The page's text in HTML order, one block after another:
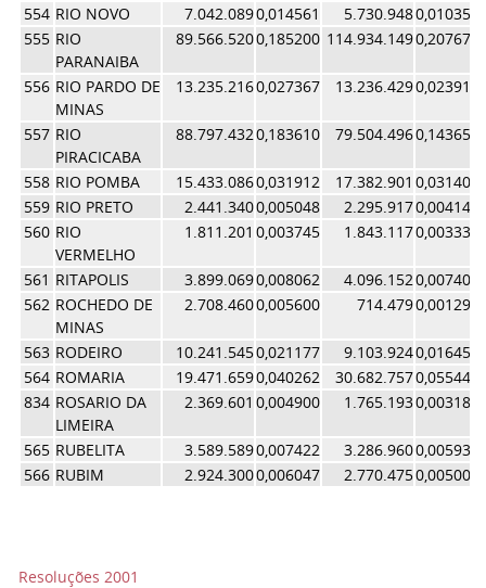
554 RIO NOVO 7.042.0890,014561 5.730.9480,010355
555 RIO
PARANAIBA
89.566.5200,185200 114.934.1490,207672
556 RIO PARDO DE
MINAS
13.235.2160,027367 13.236.4290,023917
557 RIO
PIRACICABA
88.797.4320,183610 79.504.4960,143655
558 RIO POMBA 15.433.0860,031912 17.382.901 0,031409
559 RIO PRETO 2.441.3400,005048 2.295.9170,004148
560 RIO
VERMELHO
1.811.201 0,003745 1.843.1170,003330
561 RITAPOLIS 3.899.0690,008062 4.096.1520,007401
562 ROCHEDO DE
MINAS
2.708.4600,005600 714.4790,001291
563 RODEIRO 10.241.5450,021177 9.103.9240,016450
564 ROMARIA 19.471.6590,040262 30.682.7570,055440
834 ROSARIO DA
LIMEIRA
2.369.601 0,004900 1.765.1930,003189
565 RUBELITA 3.589.5890,007422 3.286.9600,005939
566 RUBIM 2.924.3000,006047 2.770.4750,005006
Resoluções 2001